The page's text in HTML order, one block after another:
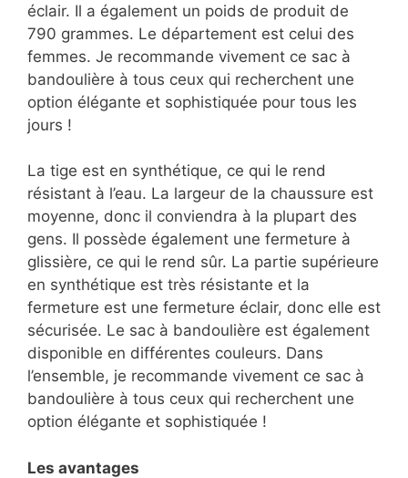
éclair. Il a également un poids de produit de
790 grammes. Le département est celui des
femmes. Je recommande vivement ce sac à
bandoulière à tous ceux qui recherchent une
option élégante et sophistiquée pour tous les
jours !
La tige est en synthétique, ce qui le rend
résistant à l’eau. La largeur de la chaussure est
moyenne, donc il conviendra à la plupart des
gens. Il possède également une fermeture à
glissière, ce qui le rend sûr. La partie supérieure
en synthétique est très résistante et la
fermeture est une fermeture éclair, donc elle est
sécurisée. Le sac à bandoulière est également
disponible en différentes couleurs. Dans
l’ensemble, je recommande vivement ce sac à
bandoulière à tous ceux qui recherchent une
option élégante et sophistiquée !
Les avantages